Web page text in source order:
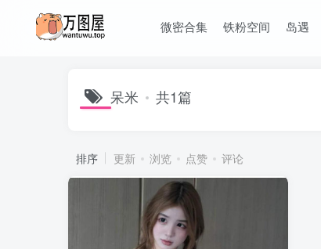
微密合集 铁粉空间 岛遇
呆米 共1篇
排序 更新 浏览 点赞 评论